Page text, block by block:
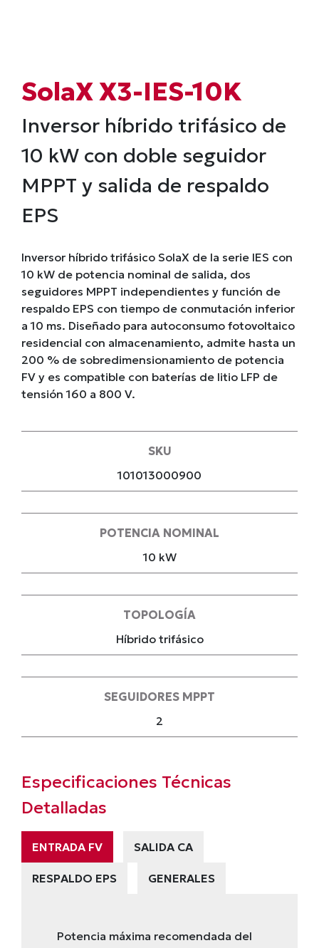
SolaX X3-IES-10K
Inversor híbrido trifásico de
10 kW con doble seguidor
MPPT y salida de respaldo
EPS
Inversor híbrido trifásico SolaX de la serie IES con
10 kW de potencia nominal de salida, dos
seguidores MPPT independientes y función de
respaldo EPS con tiempo de conmutación inferior
a 10 ms. Diseñado para autoconsumo fotovoltaico
residencial con almacenamiento, admite hasta un
200 % de sobredimensionamiento de potencia
FV y es compatible con baterías de litio LFP de
tensión 160 a 800 V.
SKU
101013000900
POTENCIA NOMINAL
10 kW
TOPOLOGÍA
Híbrido trifásico
SEGUIDORES MPPT
2
Especificaciones Técnicas
Detalladas
ENTRADA FV SALIDA CA
RESPALDO EPS GENERALES
Potencia máxima recomendada del